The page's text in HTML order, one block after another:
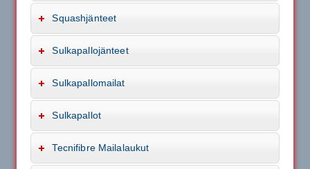
Squashjänteet
Sulkapallojänteet
Sulkapallomailat
Sulkapallot
Tecnifibre Mailalaukut